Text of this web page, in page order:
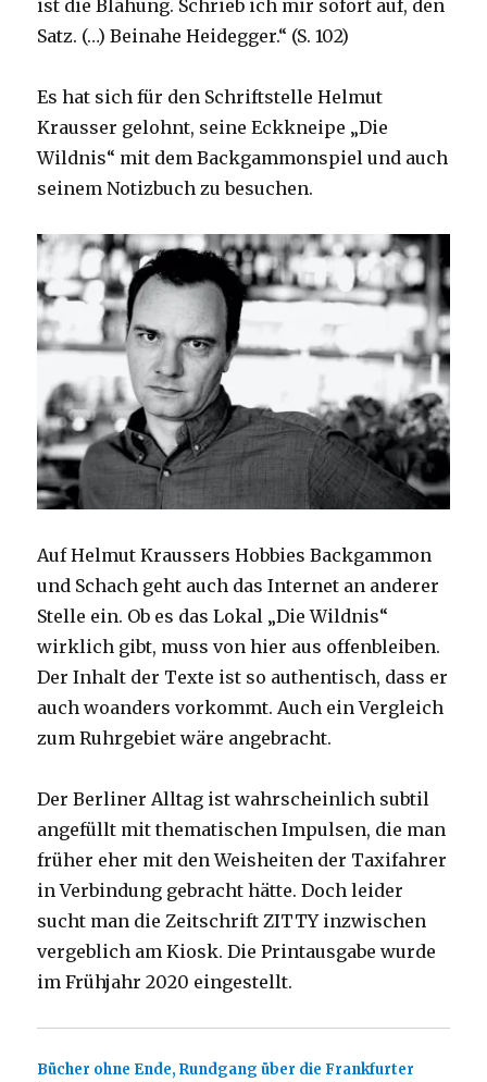
ist die Blähung. Schrieb ich mir sofort auf, den
Satz. (…) Beinahe Heidegger.“ (S. 102)
Es hat sich für den Schriftstelle Helmut
Krausser gelohnt, seine Eckkneipe „Die
Wildnis“ mit dem Backgammonspiel und auch
seinem Notizbuch zu besuchen.
Auf Helmut Kraussers Hobbies Backgammon
und Schach geht auch das Internet an anderer
Stelle ein. Ob es das Lokal „Die Wildnis“
wirklich gibt, muss von hier aus offenbleiben.
Der Inhalt der Texte ist so authentisch, dass er
auch woanders vorkommt. Auch ein Vergleich
zum Ruhrgebiet wäre angebracht.
Der Berliner Alltag ist wahrscheinlich subtil
angefüllt mit thematischen Impulsen, die man
früher eher mit den Weisheiten der Taxifahrer
in Verbindung gebracht hätte. Doch leider
sucht man die Zeitschrift ZITTY inzwischen
vergeblich am Kiosk. Die Printausgabe wurde
im Frühjahr 2020 eingestellt.
Bücher ohne Ende, Rundgang über die Frankfurter